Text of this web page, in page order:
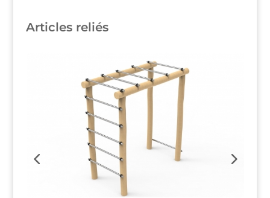
Articles reliés